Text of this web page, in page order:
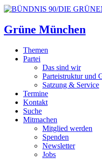
Grüne München
Themen
Partei
Das sind wir
Parteistruktur und
Satzung & Service
Termine
Kontakt
Suche
Mitmachen
Mitglied werden
Spenden
Newsletter
Jobs